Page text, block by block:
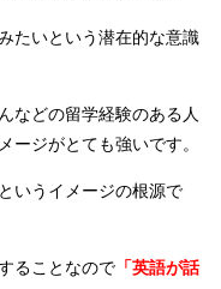
たいという潜在的な意識
などの留学経験のある人
ージがとても強いです。
いうイメージの根源で
ることなので 「英語が話